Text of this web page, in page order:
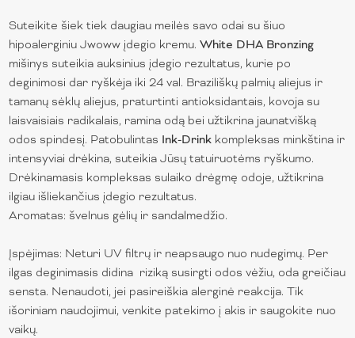
Suteikite šiek tiek daugiau meilės savo odai su šiuo
hipoalerginiu Jwoww įdegio kremu.White DHA Bronzing
mišinys suteikia auksinius įdegio rezultatus, kurie po
deginimosi dar ryškėja iki 24 val. Braziliškų palmių aliejus ir
tamanų sėklų aliejus, praturtinti antioksidantais, kovoja su
laisvaisiais radikalais, ramina odą bei užtikrina jaunatvišką
odos spindesį. Patobulintas Ink-Drink kompleksas minkština ir
intensyviai drėkina, suteikia Jūsų tatuiruotėms ryškumo.
Drėkinamasis kompleksas sulaiko drėgmę odoje, užtikrina
ilgiau išliekančius įdegio rezultatus.
Aromatas: švelnus gėlių ir sandalmedžio.
Įspėjimas: Neturi UV filtrų ir neapsaugo nuo nudegimų. Per
ilgas deginimasis didina riziką susirgti odos vėžiu, oda greičiau
sensta. Nenaudoti, jei pasireiškia alerginė reakcija. Tik
išoriniam naudojimui, venkite patekimo į akis ir saugokite nuo
vaikų.